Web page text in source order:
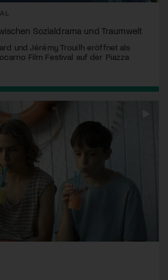
Sozialdrama und Traumwelt
und Jérémy Trouilh eröffnet als
Film Festival auf der Piazza